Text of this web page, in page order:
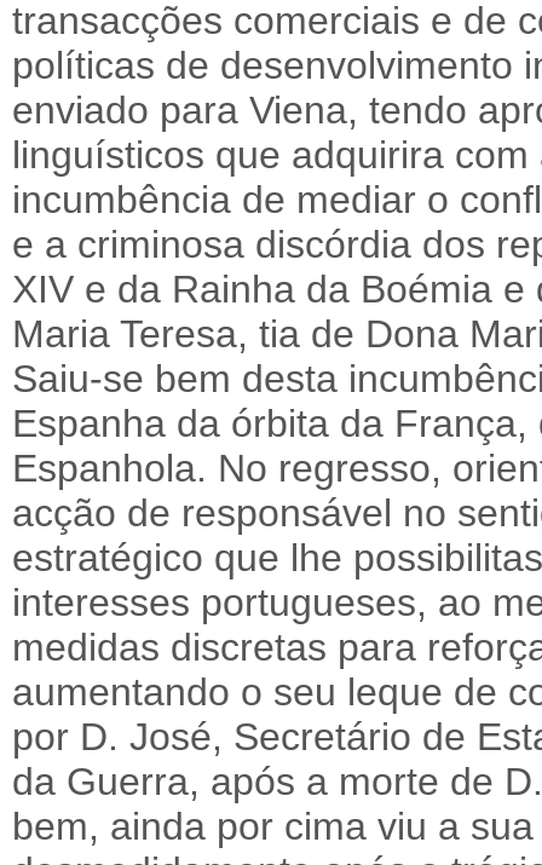
transacções comerciais e de
políticas de desenvolvimento
enviado para Viena, tendo
linguísticos que adquirira
incumbência de mediar o
e a criminosa discórdia dos
XIV e da Rainha da Boémia
Maria Teresa, tia de Dona
Saiu-se bem desta
Espanha da órbita da
Espanhola. No regresso,
acção de responsável no
estratégico que lhe
interesses portugueses, ao
medidas discretas para
aumentando o seu leque de
por D. José, Secretário de
da Guerra, após a morte de
bem, ainda por cima viu a